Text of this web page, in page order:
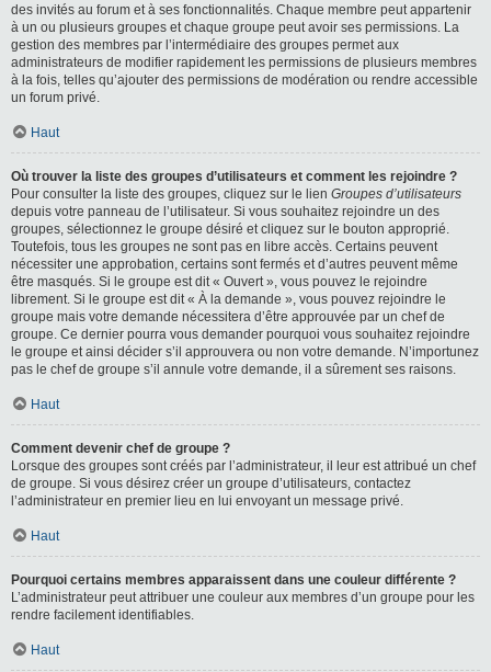
des invités au forum et à ses fonctionnalités. Chaque membre peut appartenir
à un ou plusieurs groupes et chaque groupe peut avoir ses permissions. La
gestion des membres par l’intermédiaire des groupes permet aux
administrateurs de modifier rapidement les permissions de plusieurs membres
à la fois, telles qu’ajouter des permissions de modération ou rendre accessible
un forum privé.
Haut
Où trouver la liste des groupes d’utilisateurs et comment les rejoindre ?
Pour consulter la liste des groupes, cliquez sur le lien Groupes d’utilisateurs
depuis votre panneau de l’utilisateur. Si vous souhaitez rejoindre un des
groupes, sélectionnez le groupe désiré et cliquez sur le bouton approprié.
Toutefois, tous les groupes ne sont pas en libre accès. Certains peuvent
nécessiter une approbation, certains sont fermés et d’autres peuvent même
être masqués. Si le groupe est dit « Ouvert », vous pouvez le rejoindre
librement. Si le groupe est dit « À la demande », vous pouvez rejoindre le
groupe mais votre demande nécessitera d’être approuvée par un chef de
groupe. Ce dernier pourra vous demander pourquoi vous souhaitez rejoindre
le groupe et ainsi décider s’il approuvera ou non votre demande. N’importunez
pas le chef de groupe s’il annule votre demande, il a sûrement ses raisons.
Haut
Comment devenir chef de groupe ?
Lorsque des groupes sont créés par l’administrateur, il leur est attribué un chef
de groupe. Si vous désirez créer un groupe d’utilisateurs, contactez
l’administrateur en premier lieu en lui envoyant un message privé.
Haut
Pourquoi certains membres apparaissent dans une couleur différente ?
L’administrateur peut attribuer une couleur aux membres d’un groupe pour les
rendre facilement identifiables.
Haut